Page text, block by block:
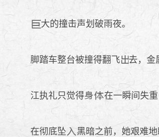
大的撞击声划破雨夜。
脚踏车整台被撞得翻飞 去，金
江执礼只觉得 在一瞬间失
在彻底坠 黑暗之前，她艰难